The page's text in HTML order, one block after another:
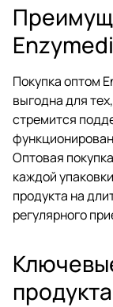
Покупка оптом
выгодна для
стремится
Оптовая
каждой
продукта на
регулярного
продукта